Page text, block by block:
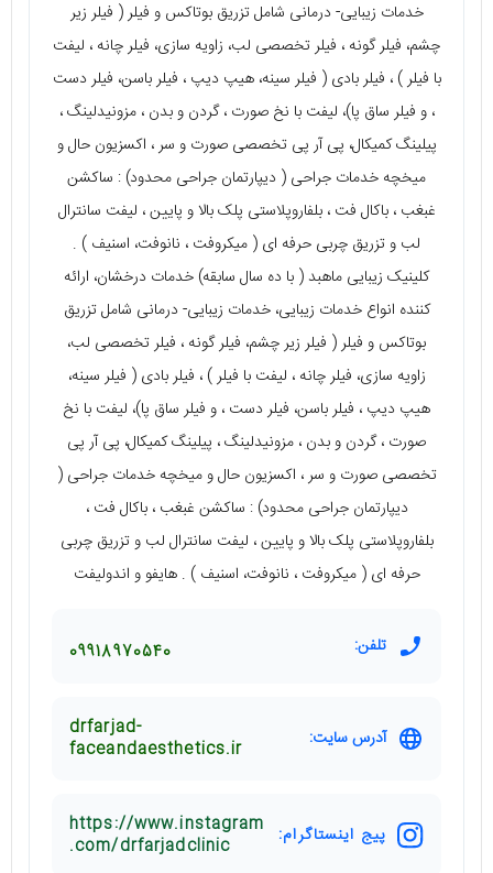
خدمات زیبایی- درمانی شامل تزریق بوتاکس و فیلر ( فیلر زیر
چشم، فیلر گونه ، فیلر تخصصی لب، زاویه سازی، فیلر چانه ، لیفت
با فیلر ) ، فیلر بادی ( فیلر سینه، هیپ دیپ ، فیلر باسن، فیلر دست
، و فیلر ساق پا)، لیفت با نخ صورت ، گردن و بدن ، مزونیدلینگ ،
پیلینگ کمیکال، پی آر پی تخصصی صورت و سر ، اکسزیون حال و
میخچه خدمات جراحی ( دیپارتمان جراحی محدود) : ساکشن
غبغب ، باکال فت ، بلفاروپلاستی پلک بالا و پایین ، لیفت سانترال
لب و تزریق چربی حرفه ای ( میکروفت ، نانوفت، اسنیف ) .
کلینیک زیبایی ماهبد ( با ده سال سابقه) خدمات درخشان، ارائه
کننده انواع خدمات زیبایی، خدمات زیبایی- درمانی شامل تزریق
بوتاکس و فیلر ( فیلر زیر چشم، فیلر گونه ، فیلر تخصصی لب،
زاویه سازی، فیلر چانه ، لیفت با فیلر ) ، فیلر بادی ( فیلر سینه،
هیپ دیپ ، فیلر باسن، فیلر دست ، و فیلر ساق پا)، لیفت با نخ
صورت ، گردن و بدن ، مزونیدلینگ ، پیلینگ کمیکال، پی آر پی
تخصصی صورت و سر ، اکسزیون حال و میخچه خدمات جراحی (
دیپارتمان جراحی محدود) : ساکشن غبغب ، باکال فت ،
بلفاروپلاستی پلک بالا و پایین ، لیفت سانترال لب و تزریق چربی
حرفه ای ( میکروفت ، نانوفت، اسنیف ) . هایفو و اندولیفت
تلفن: 09918970540
آدرس سایت:
drfarjad-
faceandaesthetics.ir
پیج اینستاگرام:
https://www.instagram
.com/drfarjadclinic